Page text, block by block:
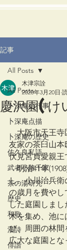
記事
All Posts
卜深庵の行事
卜深庵点描
卜深庵の歴史
佐久良私語
武者小路千家
茶の湯研究
歴史
和歌
漢詩
俳諧
All Posts
慶沢園(け
木津宗詮
2020年3月20日
大阪市天王寺
友家の茶臼山
伏見宮貞愛親王
明治41年
し、小川治兵衛
の歳月を費やし
した庭園しまし
木を集め、池
び、周囲の林
広大な庭園とな